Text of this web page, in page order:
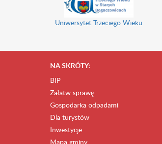
Uniwersytet Trzeciego Wieku
NA SKRÓTY:
BIP
Załatw sprawę
Gospodarka odpadami
Dla turystów
Inwestycje
Mapa gminy